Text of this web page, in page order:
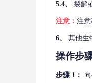
5.4、 裂解
注意： 注意
6、 其他生
操作步
步骤 1：